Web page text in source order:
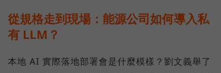
從規格走到現場：能源公司如何導入私
有 LLM？
本地 AI 實際落地部署會是什麼模樣？劉文義舉了